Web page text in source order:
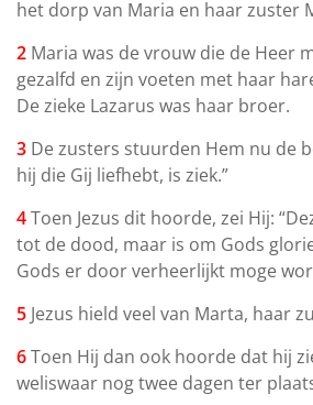
het dorp van Maria en haar zuster
2 Maria was de vrouw die de Heer
gezalfd en zijn voeten met haar
De zieke Lazarus was haar broer.
3 De zusters stuurden Hem nu de
hij die Gij liefhebt, is ziek.”
4Toen Jezus dit hoorde, zei Hij:
tot de dood, maar is om Gods
Gods er door verheerlijkt moge
5 Jezus hield veel van Marta, haar
6Toen Hij dan ook hoorde dat hij
weliswaar nog twee dagen ter